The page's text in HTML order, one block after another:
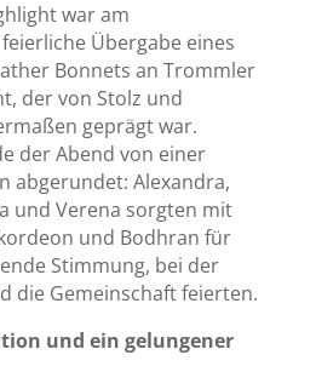
war am
Übergabe eines
Bonnets an Trommler
der von Stolz und
geprägt war.
der Abend von einer
abgerundet: Alexandra,
und Verena sorgten mit
und Bodhran für
Stimmung, bei der
die Gemeinschaft feierten.
und ein gelungener